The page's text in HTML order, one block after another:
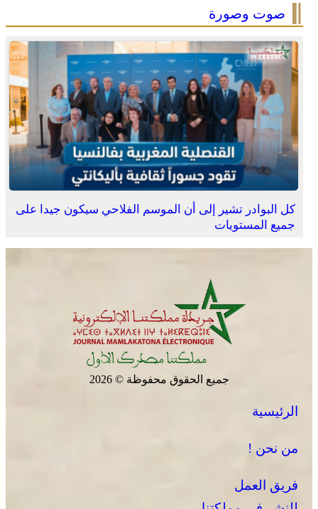
صوت وصورة
كل البوادر تشير إلى أن الموسم الفلاحي سيكون جيدا على
جميع المستويات
جميع الحقوق محفوظة © 2026
الرئيسية
من نحن !
فريق العمل